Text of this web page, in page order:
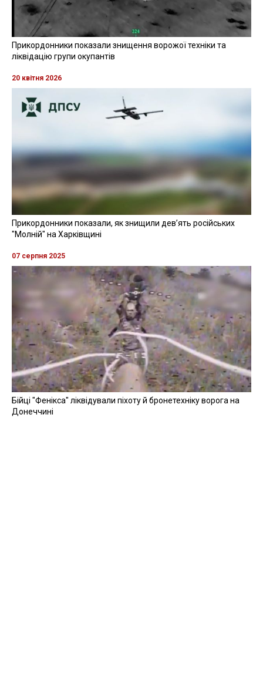
Прикордонники показали знищення ворожої техніки та
ліквідацію групи окупантів
20 квітня 2026
Прикордонники показали, як знищили девʼять російських
"Молній" на Харківщині
07 серпня 2025
Бійці "Фенікса" ліквідували піхоту й бронетехніку ворога на
Донеччині